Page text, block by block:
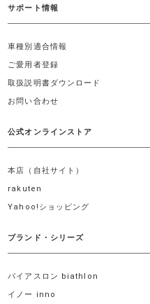
サポート情報
車種別適合情報
ご愛用者登録
取扱説明書ダウンロード
お問い合わせ
公式オンラインストア
本店（自社サイト）
rakuten
Yahoo!ショッピング
ブランド・シリーズ
バイアスロン biathlon
イノー inno